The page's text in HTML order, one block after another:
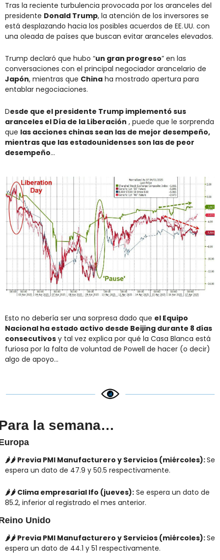
Tras la reciente turbulencia provocada por los aranceles del
presidente Donald Trump, la atención de los inversores se
está desplazando hacia los posibles acuerdos de EE. UU. con
una oleada de países que buscan evitar aranceles elevados.
Trump declaró que hubo “un gran progreso” en las
Japón, mientras que China ha mostrado apertura para
entablar negociaciones.
Desde que el presidente Trump implementó sus
aranceles el Día de la Liberación , puede que le sorprenda
que las acciones chinas sean las de mejor desempeño,
mientras que las estadounidenses son las de peor
desempeño...
Esto no debería ser una sorpresa dado que el Equipo
Nacional ha estado activo desde Beijing durante 8 días
consecutivos y tal vez explica por qué la Casa Blanca está
furiosa por la falta de voluntad de Powell de hacer (o decir)
algo de apoyo...
la semana…
🌶️🌶️ Previa PMI Manufacturero y Servicios (miércoles): Se
espera un dato de 47.9 y 50.5 respectivamente.
🌶️🌶️ Clima empresarial Ifo (jueves): Se espera un dato de
85.2, inferior al registrado el mes anterior.
Unido
🌶️🌶️ Previa PMI Manufacturero y Servicios (miércoles): Se
espera un dato de 44.1 y 51 respectivamente.